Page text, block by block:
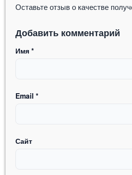
Оставьте отзыв о качестве
Добавить комментарий
Имя *
Email *
Сайт